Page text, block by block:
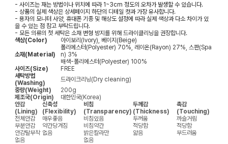
- 사이즈는 재는 방법이나 위치에 따라 1~3cm 정도의 오차가 발생할 수 있습니다.
- 상품의 실제 색상은 상세페이지 하단의 디테일 컷과 가장 유사합니다.
- 용자의 모니터 사양, 휴대폰 기종 및 해상도 설정에 따라 실제 색상과 다소 차이가 있
을 수 있는 점 참고 부탁드립니다.
- 모든 의류의 첫 세탁은 소재 변형 방지를 위해 드라이클리닝을 권장합니다.
색상(Color)
아이보리(Ivory), 베이지(Beige)
소재(Material)
폴리에스터(Polyester) 70%, 레이온(Rayon) 27%, 스판(Spa
n) 3%
배색-폴리에스터(Polyester) 100%
사이즈(Size)
FREE
세탁방법
(Washing)
드라이크리닝(Dry cleaning)
중량(Weight)
200g
제조국(Origin)
대한민국(Korea)
안감
(Lining)
신축성
(Flexibility)
비침
(Transparency)
두께감
(Thickness)
촉감
(Touching)
전체안감
매우좋음 비침있음 두꺼움
까슬거림
부분안감
약간당겨짐 비침약간 적당함
적당함
안감탈부착 없음 밝은칼라만 얇음
부드러움
없음
없음